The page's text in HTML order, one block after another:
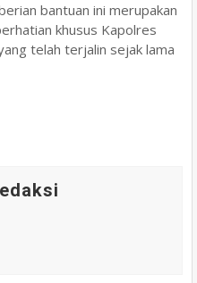
bantuan ini merupakan
khusus Kapolres
telah terjalin sejak lama